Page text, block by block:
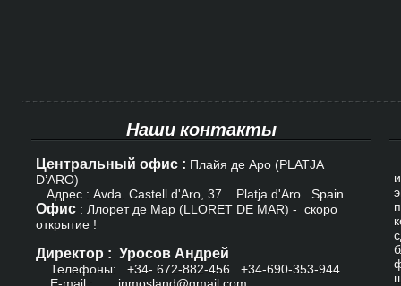
Наши контакты
Центральный офис : Плайя де Аро (PLATJA
D’ARO)
Адрес : Avda. Castell d'Aro, 37 Platja d'Aro Spain
Офис : Ллорет де Мар (LLORET DE MAR) - скоро
открытие !
Директор : Уросов Андрей
Телефоны: +34- 672-882-456
+34-690-353-944
E-mail : inmosland@gmail.com